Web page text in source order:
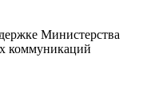
Министерства
коммуникаций